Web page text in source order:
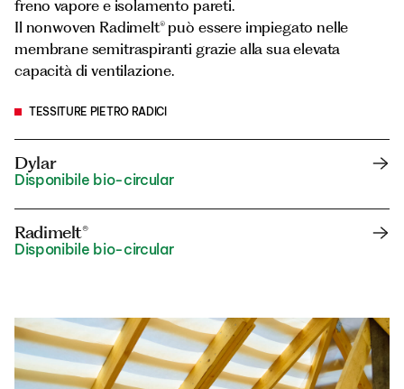
freno vapore e isolamento pareti.
Il nonwoven Radimelt® può essere impiegato nelle
membrane semitraspiranti grazie alla sua elevata
capacità di ventilazione.
TESSITURE PIETRO RADICI
Dylar
Disponibile bio-circular
Radimelt®
Disponibile bio-circular